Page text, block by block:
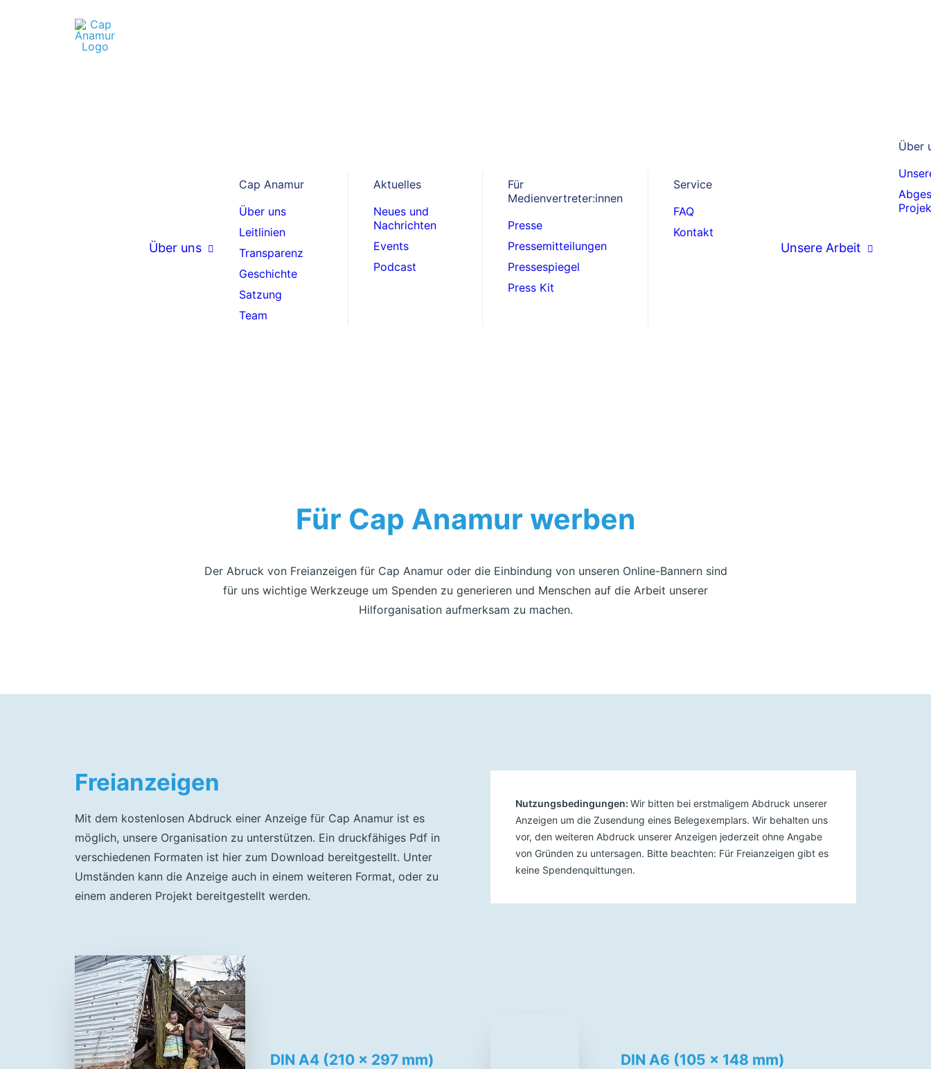
Über uns
Cap Anamur
Über uns
Leitlinien
Transparenz
Geschichte
Satzung
Team
Aktuelles
Neues und
Nachrichten
Events
Podcast
Für
Medienvertreter:innen
Presse
Pressemitteilungen
Pressespiegel
Press Kit
Service
FAQ
Kontakt
Unsere Arbeit
Über
Für Cap Anamur werben
Der Abruck von Freianzeigen für Cap Anamur oder die Einbindung von unseren Online-Bannern sind
für uns wichtige Werkzeuge um Spenden zu generieren und Menschen auf die Arbeit unserer
Hilforganisation aufmerksam zu machen.
Freianzeigen
Mit dem kostenlosen Abdruck einer Anzeige für Cap Anamur ist es
möglich, unsere Organisation zu unterstützen. Ein druckfähiges Pdf in
verschiedenen Formaten ist hier zum Download bereitgestellt. Unter
Umständen kann die Anzeige auch in einem weiteren Format, oder zu
einem anderen Projekt bereitgestellt werden.
Nutzungsbedingungen: Wir bitten bei erstmaligem Abdruck unserer
Anzeigen um die Zusendung eines Belegexemplars. Wir behalten uns
vor, den weiteren Abdruck unserer Anzeigen jederzeit ohne Angabe
von Gründen zu untersagen. Bitte beachten: Für Freianzeigen gibt es
keine Spendenquittungen.
DIN A4 (210 x 297 mm) DIN A6 (105 x 148 mm)